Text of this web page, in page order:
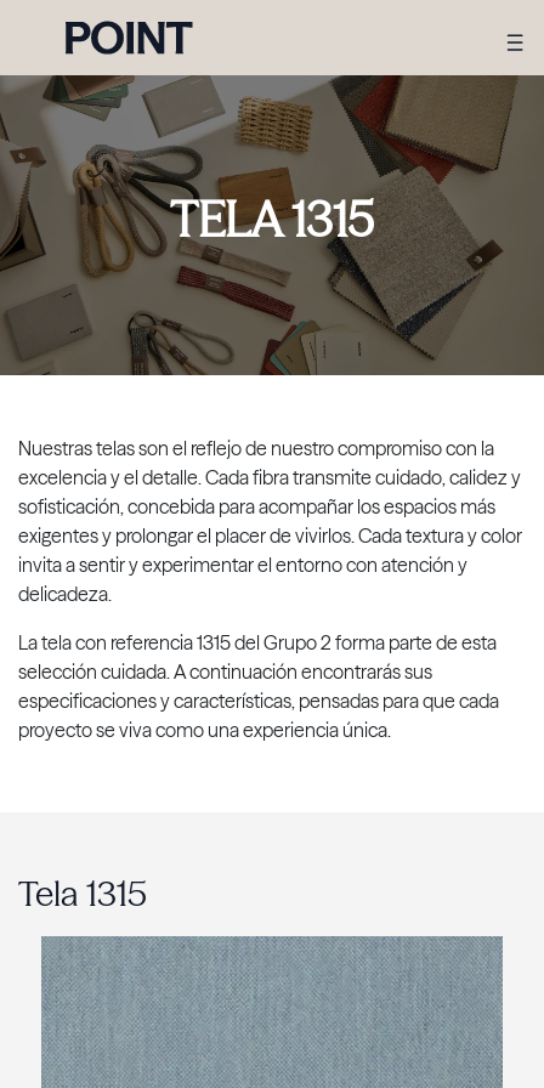
TELA 1315
Nuestras telas son el reflejo de nuestro compromiso con la
excelencia y el detalle. Cada fibra transmite cuidado, calidez y
sofisticación, concebida para acompañar los espacios más
exigentes y prolongar el placer de vivirlos. Cada textura y color
invita a sentir y experimentar el entorno con atención y
delicadeza.
La tela con referencia 1315 del Grupo 2 forma parte de esta
selección cuidada. A continuación encontrarás sus
especificaciones y características, pensadas para que cada
proyecto se viva como una experiencia única.
Tela 1315